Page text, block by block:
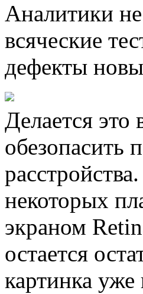
Аналитики
всяческие
дефекты
Делается это
обезопасить
некоторых
экраном
остается
картинка уже